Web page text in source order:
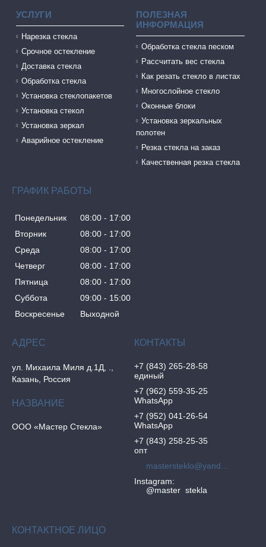
УСЛУГИ
Нарезка стекла
Cрочное остекление
Доставка стекла
Обработка стекла
Установка стеклопакетов
Установка стекол
Установка зеркал
Аварийное остекление
ПОЛЕЗНАЯ
ИНФОРМАЦИЯ
Обработка стекла песком
Рассчитать вес стекла
Как резать стекло в листах
Многослойное стекло
Оконные блоки
Установка зеркальных
полотен
Резка стекла на заказ
Качественная резка стекла
ГРАФИК РАБОТЫ
Понедельник 08:00
17:00
Вторник
08:00
17:00
Среда
08:00
17:00
Четверг
08:00
17:00
Пятница
08:00
17:00
Суббота
09:00
15:00
Воскресенье
Выходной
ул. Михаила Миля д.1Д, .,
Казань, Россия
ООО «Мастер Стекла»
+7 (843) 265-28-58
единый
+7 (962) 559-35-25
WhatsApp
+7 (952) 041-26-54
WhatsApp
+7 (843) 258-25-35
опт
Instagram
@master_stekla